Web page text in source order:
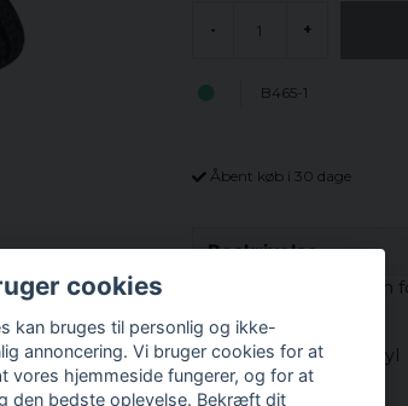
- +
B465-1
Åbent køb i 30 dage
Beskrivelse
En härlig mössa
Material:
100% Soft touch akryl
cookies
kan bruges til personlig og ikke-
annoncering. Vi bruger cookies for at
vores hjemmeside fungerer, og for at
den bedste oplevelse. Bekræft dit